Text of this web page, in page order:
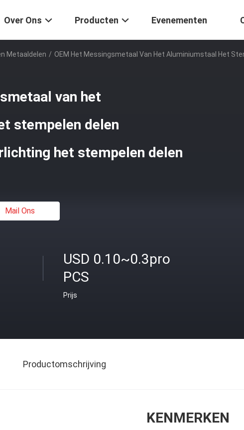
Over Ons Producten Evenementen
Metaaldelen / OEM Het Messingsmetaal Van Het Aluminiumstaal Het
van het
stempelen delen
het stempelen delen
Mail Ons
USD 0.10~0.3pro
PCS
Prijs
Productomschrijving
KENMERKEN